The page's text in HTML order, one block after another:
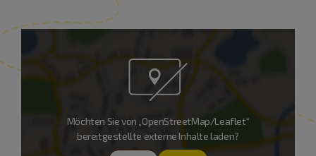
Möchten Sie von „OpenStreetMap/Leaflet“
bereitgestellte externe Inhalte laden?